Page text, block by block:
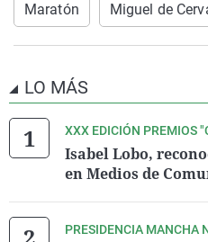
Maratón Miguel de
LO MÁS
XXX EDICIÓN PREMIOS
Isabel Lobo,
en Medios de
PRESIDENCIA MANCHA